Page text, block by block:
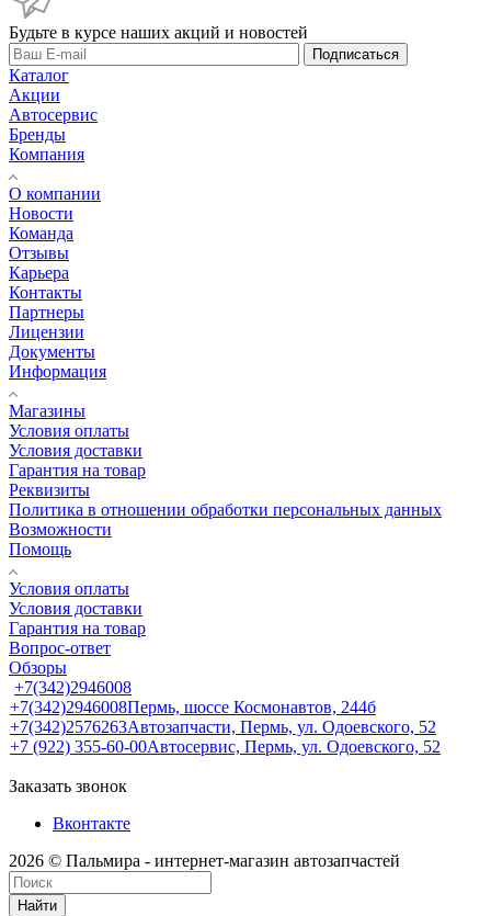
Будьте в курсе наших акций и новостей
Подписаться
Каталог
Акции
Автосервис
Бренды
Компания
О компании
Новости
Команда
Отзывы
Карьера
Контакты
Партнеры
Лицензии
Документы
Информация
Магазины
Условия оплаты
Условия доставки
Гарантия на товар
Реквизиты
Политика в отношении обработки персональных данных
Возможности
Помощь
Условия оплаты
Условия доставки
Гарантия на товар
Вопрос-ответ
Обзоры
+7(342)2946008
+7(342)2946008Пермь, шоссе Космонавтов, 244б
+7(342)2576263Автозапчасти, Пермь, ул. Одоевского, 52
+7 (922) 355-60-00Автосервис, Пермь, ул. Одоевского, 52
Заказать звонок
Вконтакте
2026 © Пальмира - интернет-магазин автозапчастей
Найти